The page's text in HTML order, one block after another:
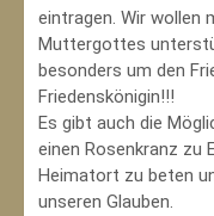
eintragen. Wir wollen
Muttergottes
besonders um den
Friedenskönigin!!!
Es gibt auch die
einen Rosenkranz zu
Heimatort zu beten
unseren Glauben.